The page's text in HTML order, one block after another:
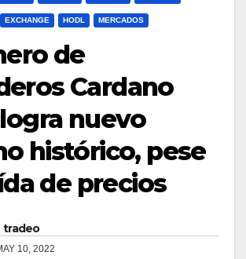
EXCHANGE HODL MERCADOS
de
Cardano
nuevo
histórico, pese
de precios
tradeo
10, 2022